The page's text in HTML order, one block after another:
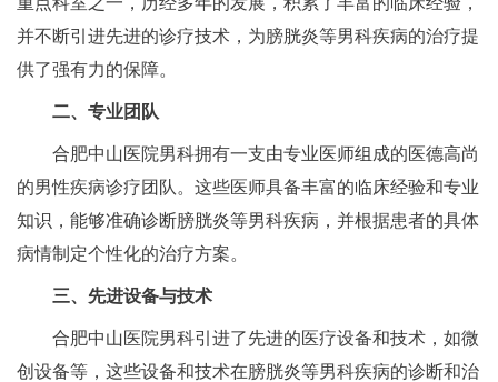
并不断引进先进的诊疗技术，为膀胱炎等男科疾病的治疗提
供了强有力的保障。
二、专业团队
合肥中山医院男科拥有一支由专业医师组成的医德高尚
的男性疾病诊疗团队。这些医师具备丰富的临床经验和专业
知识，能够准确诊断膀胱炎等男科疾病，并根据患者的具体
病情制定个性化的治疗方案。
三、先进设备与技术
合肥中山医院男科引进了先进的医疗设备和技术，如微
创设备等，这些设备和技术在膀胱炎等男科疾病的诊断和治